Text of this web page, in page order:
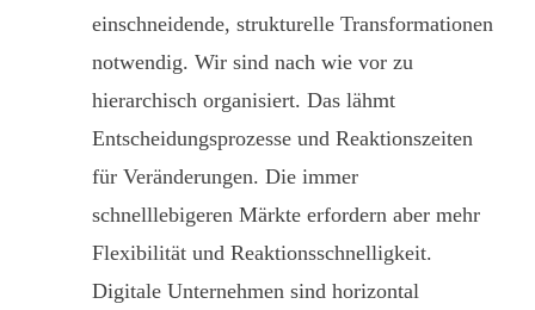
einschneidende, strukturelle Transformationen
notwendig. Wir sind nach wie vor zu
hierarchisch organisiert. Das lähmt
Entscheidungsprozesse und Reaktionszeiten
für Veränderungen. Die immer
schnelllebigeren Märkte erfordern aber mehr
Flexibilität und Reaktionsschnelligkeit.
Digitale Unternehmen sind horizontal